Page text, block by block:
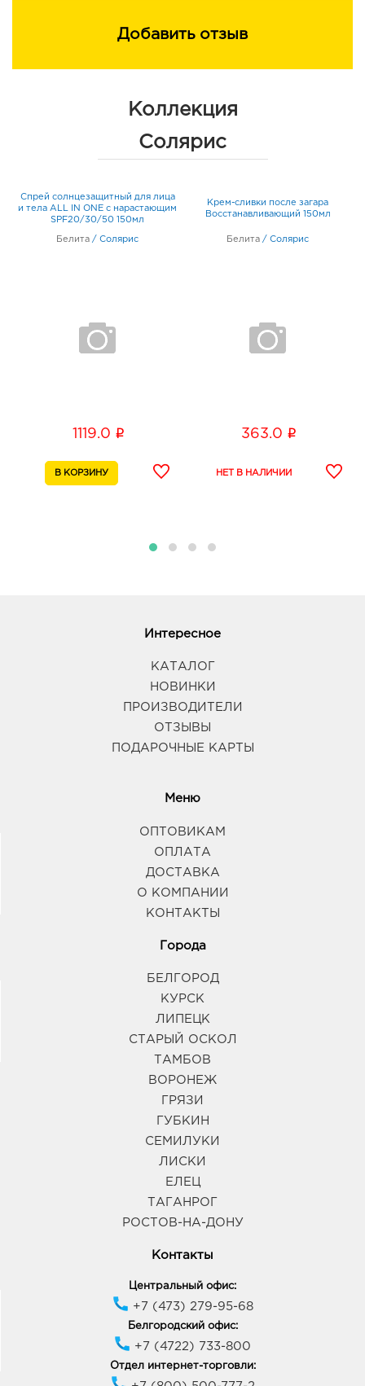
Добавить отзыв
Коллекция
Солярис
Спрей солнцезащитный для лица
и тела ALL IN ONE с нарастающим
SPF20/30/50 150мл
Белита / Солярис
1119.0 i
Крем-сливки после загара
Восстанавливающий 150мл
Белита / Солярис
363.0 i
Интересное
КАТАЛОГ
НОВИНКИ
ПРОИЗВОДИТЕЛИ
ОТЗЫВЫ
ПОДАРОЧНЫЕ КАРТЫ
Меню
ОПТОВИКАМ
ОПЛАТА
ДОСТАВКА
О КОМПАНИИ
КОНТАКТЫ
Города
БЕЛГОРОД
КУРСК
ЛИПЕЦК
СТАРЫЙ ОСКОЛ
ТАМБОВ
ВОРОНЕЖ
ГРЯЗИ
ГУБКИН
СЕМИЛУКИ
ЛИСКИ
ЕЛЕЦ
ТАГАНРОГ
РОСТОВ-НА-ДОНУ
Контакты
Центральный офис:
+7 (473) 279-95-68
Белгородский офис:
+7 (4722) 733-800
Отдел интернет-торговли: